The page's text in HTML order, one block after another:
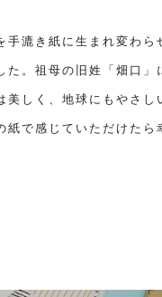
漉き紙に生まれ変わら
。祖母の旧姓「畑口」
しく、地球にもやさし
で感じていただけたら